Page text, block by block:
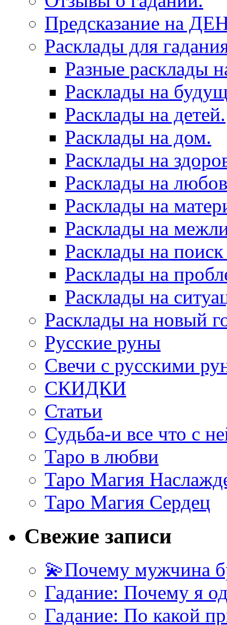
Предсказание на
Расклады для
Разные расклады
Расклады на
Расклады на детей.
Расклады на дом.
Расклады на
Расклады на
Расклады на
Расклады на
Расклады на
Расклады на
Расклады на
Расклады на новый
Русские руны
Свечи с русскими
СКИДКИ
Статьи
Судьба-и все что с
Таро в любви
Таро Магия
Таро Магия Сердец
Свежие записи
💫Почему мужчина
Гадание: Почему я
Гадание: По какой